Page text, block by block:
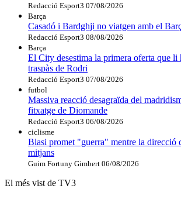
Redacció Esport3 07/08/2026
Barça
Casadó i Bardghji no viatgen amb el
Redacció Esport3 08/08/2026
Barça
El City desestima la primera oferta que li
traspàs de Rodri
Redacció Esport3 07/08/2026
futbol
Massiva reacció desagraïda del
fitxatge de Diomande
Redacció Esport3 06/08/2026
ciclisme
Blasi promet "guerra" mentre la direcció
mitjans
Guim Fortuny Gimbert 06/08/2026
El més vist de TV3